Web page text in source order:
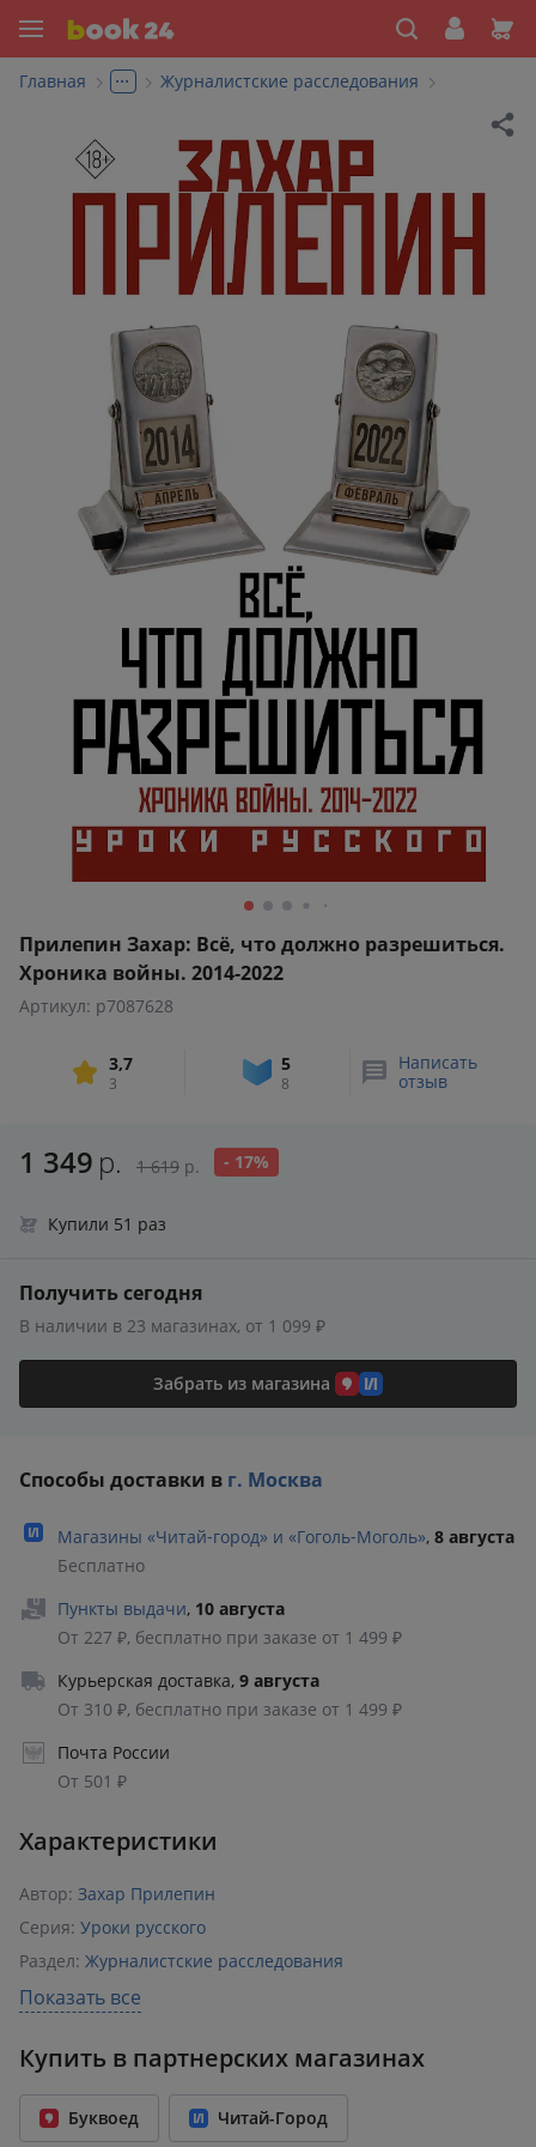
Главная ... Журналистские расследования
Прилепин Захар: Всё, что должно разрешиться.
Хроника войны. 2014-2022
Артикул: p7087628
3,7
3
5
8
Написать
отзыв
1 349 р. 1 619 р. - 17%
Купили 51 раз
Получить сегодня
В наличии в 23 магазинах, от 1 099 ₽
Забрать из магазина
Способы доставки в г. Москва
Магазины «Читай‑город» и «Гоголь‑Моголь», 8 августа
Бесплатно
Пункты выдачи, 10 августа
От 227 ₽, бесплатно при заказе от 1 499 ₽
Курьерская доставка, 9 августа
От 310 ₽, бесплатно при заказе от 1 499 ₽
Почта России
От 501 ₽
Характеристики
Автор: Захар Прилепин
Серия: Уроки русского
Раздел: Журналистские расследования
Издательство:
Возрастное ограничение: 18+
Количество страниц: 576
Переплет: Твёрдый переплёт
Показать все
Купить в партнерских магазинах
Буквоед Читай-Город